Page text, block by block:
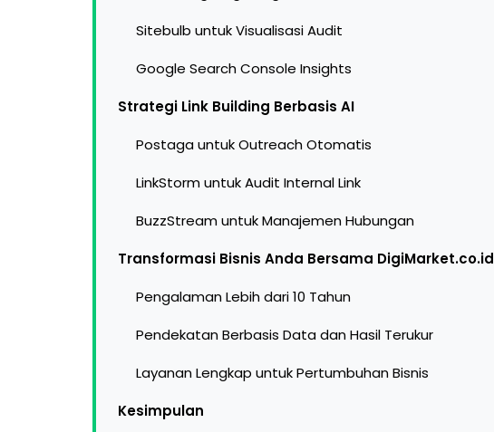
Sitebulb untuk Visualisasi Audit
Google Search Console Insights
Strategi Link Building Berbasis AI
Postaga untuk Outreach Otomatis
LinkStorm untuk Audit Internal Link
BuzzStream untuk Manajemen Hubungan
Transformasi Bisnis Anda Bersama DigiMarket.co.id
Pengalaman Lebih dari 10 Tahun
Pendekatan Berbasis Data dan Hasil Terukur
Layanan Lengkap untuk Pertumbuhan Bisnis
Kesimpulan